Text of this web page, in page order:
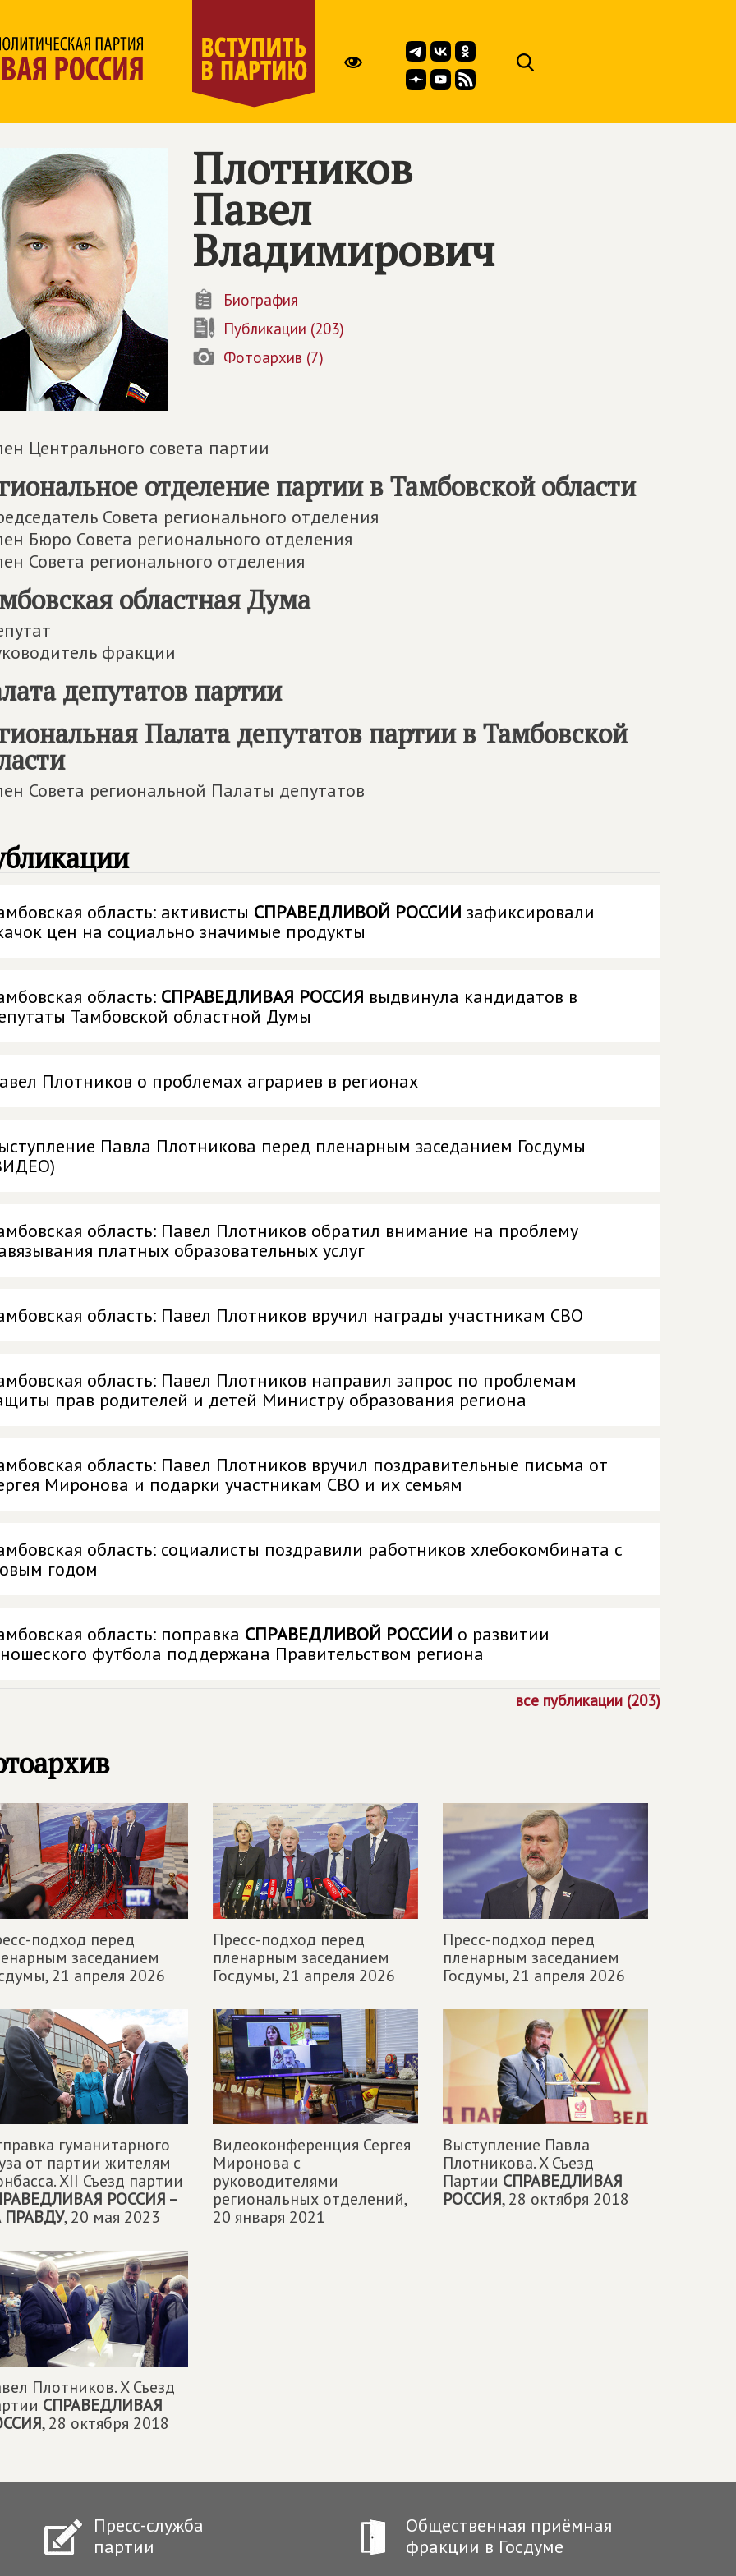
Плотников
Павел
Владимирович
Биография
Публикации (203)
Фотоархив (7)
Центрального совета партии
отделение партии в Тамбовской области
Совета регионального отделения
Бюро Совета регионального отделения
Совета регионального отделения
областная Дума
фракции
депутатов партии
Палата депутатов партии в Тамбовской
Совета региональной Палаты депутатов
область: активисты СПРАВЕДЛИВОЙ РОССИИ зафиксировали
цен на социально значимые продукты
область: СПРАВЕДЛИВАЯ РОССИЯ выдвинула кандидатов в
Тамбовской областной Думы
Плотников о проблемах аграриев в регионах
Павла Плотникова перед пленарным заседанием Госдумы
область: Павел Плотников обратил внимание на проблему
платных образовательных услуг
область: Павел Плотников вручил награды участникам СВО
область: Павел Плотников направил запрос по проблемам
прав родителей и детей Министру образования региона
область: Павел Плотников вручил поздравительные письма от
Миронова и подарки участникам СВО и их семьям
область: социалисты поздравили работников хлебокомбината с
годом
область: поправка СПРАВЕДЛИВОЙ РОССИИ о развитии
футбола поддержана Правительством региона
все публикации (203)
подход перед
заседанием
21 апреля 2026
Пресс-подход перед
пленарным заседанием
Госдумы,21 апреля 2026
Пресс-подход перед
пленарным заседанием
Госдумы,21 апреля 2026
гуманитарного
от партии жителям
XII Съезд партии
РОССИЯ –
ПРАВДУ,20 мая 2023
Видеоконференция Сергея
Миронова с
руководителями
региональных отделений,
20 января 2021
Выступление Павла
Плотникова. X Съезд
Партии СПРАВЕДЛИВАЯ
РОССИЯ,28 октября 2018
Плотников. X Съезд
СПРАВЕДЛИВАЯ
,28 октября 2018
Пресс-служба
партии
Общественная приёмная
фракции в Госдуме